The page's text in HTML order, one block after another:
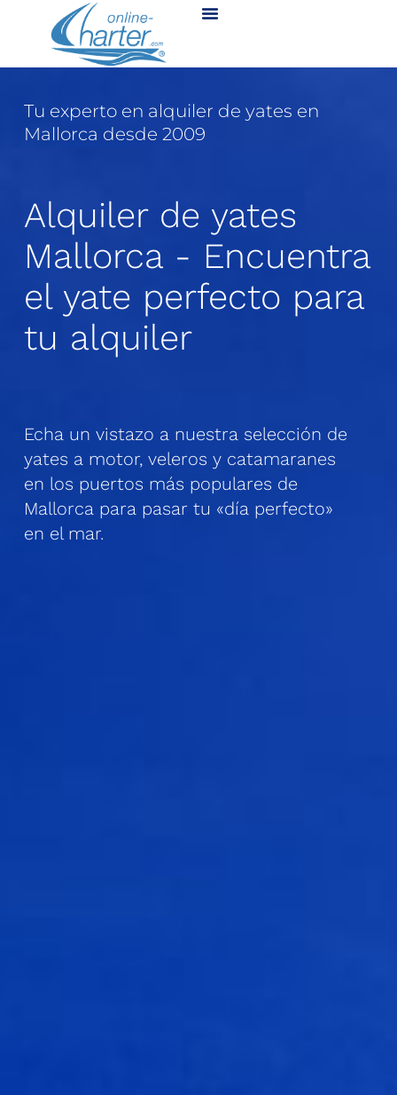
Tu experto en alquiler de yates en
Mallorca desde 2009
Alquiler de yates
Mallorca - Encuentra
el yate perfecto para
tu alquiler
Echa un vistazo a nuestra selección de
yates a motor, veleros y catamaranes
en los puertos más populares de
Mallorca para pasar tu «día perfecto»
en el mar.